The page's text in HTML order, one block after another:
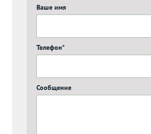
Ваше имя
Телефон*
Сообщение